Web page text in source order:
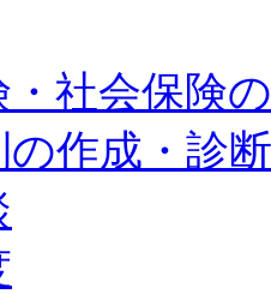
・社会保険
の作成・診断